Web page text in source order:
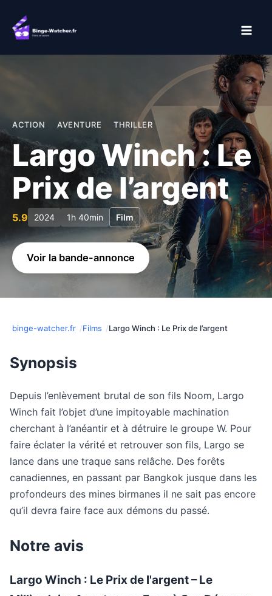
contenu
ACTION AVENTURE THRILLER
Largo Winch : Le
Prix de l’argent
5.9 2024 1h 40min Film
Voir la bande-annonce
binge-watcher.fr Films Largo Winch : Le Prix de l’argent
Synopsis
Depuis l’enlèvement brutal de son fils Noom, Largo
Winch fait l’objet d’une impitoyable machination
cherchant à l’anéantir et à détruire le groupe W. Pour
faire éclater la vérité et retrouver son fils, Largo se
lance dans une traque sans relâche. Des forêts
canadiennes, en passant par Bangkok jusque dans les
profondeurs des mines birmanes il ne sait pas encore
qu’il devra faire face aux démons du passé.
Notre avis
Largo Winch : Le Prix de l'argent – Le